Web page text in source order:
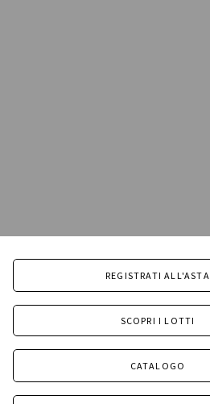
REGISTRATI ALL'ASTA
SCOPRI I LOTTI
CATALOGO